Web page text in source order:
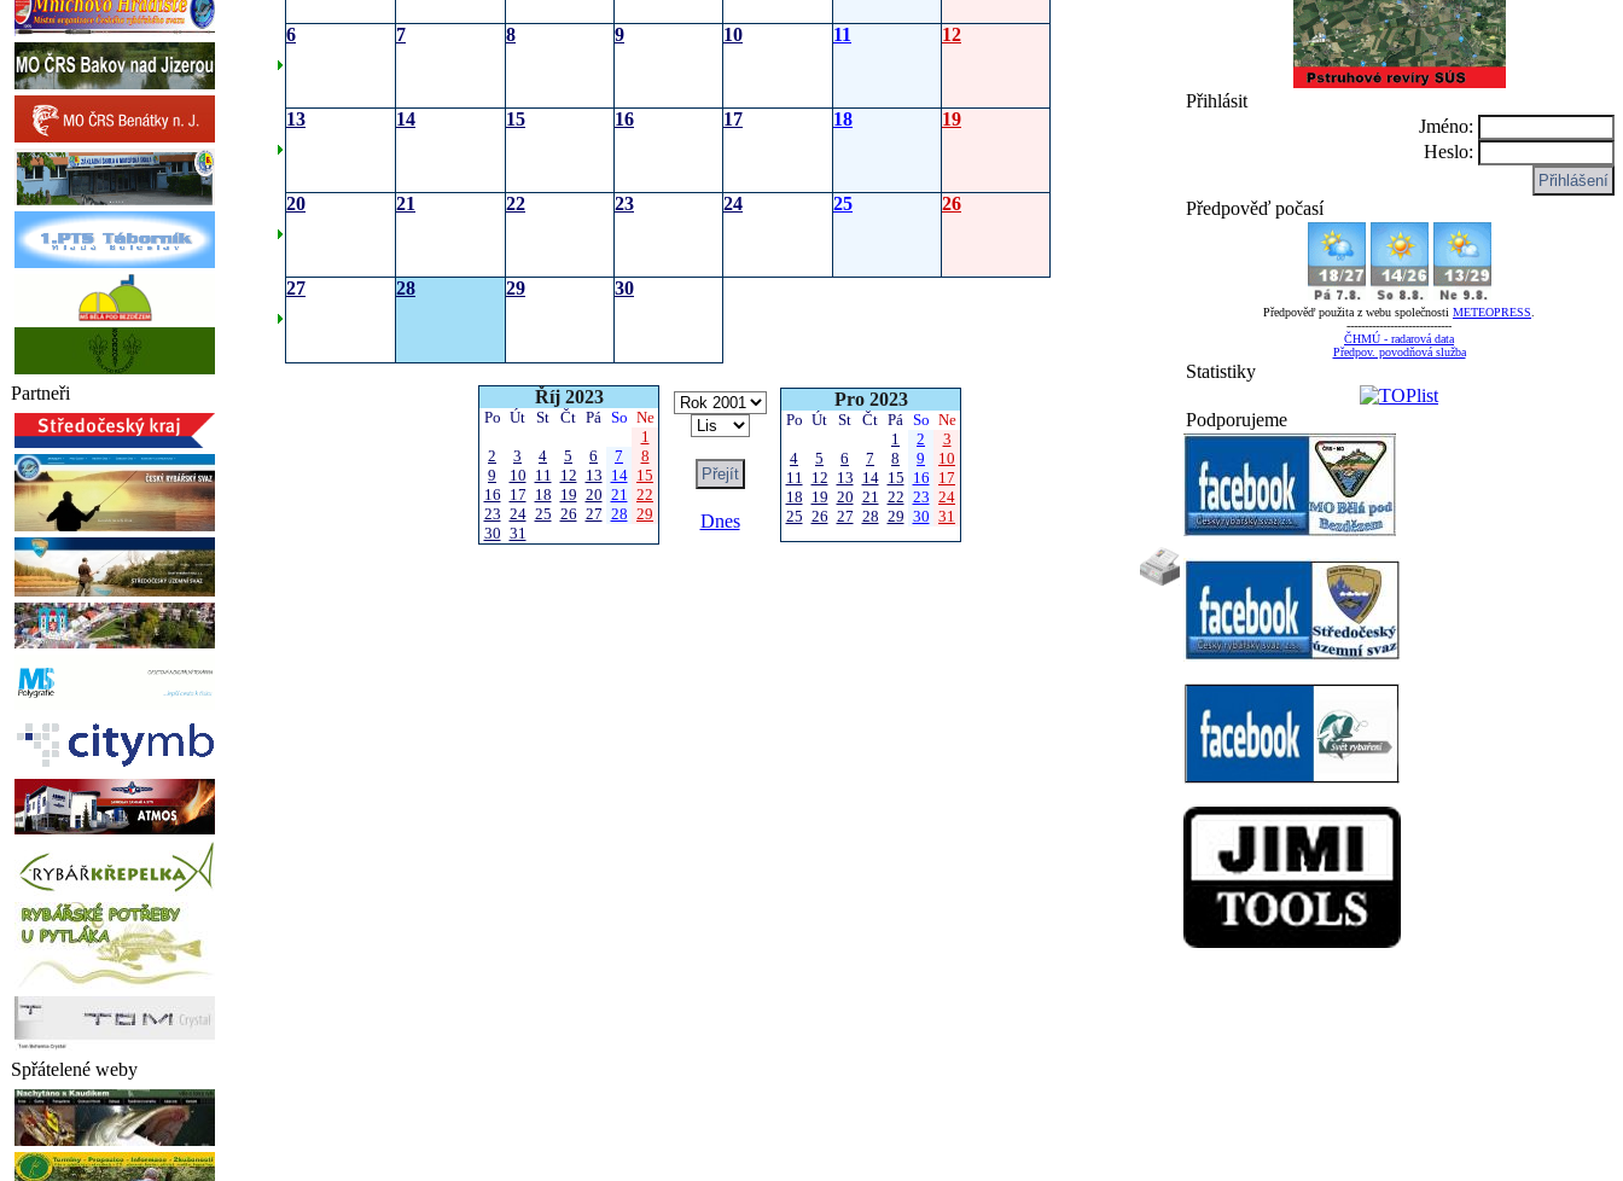
Partneři
Spřátelené weby
6 7 8 9 10 11 12
13 14 15 16 17 18 19
20 21 22 23 24 25 26
27 28 29 30
Říj 2023
Po Út St Čt Pá So Ne
1
2
3 4 5 6 7
8
9
10 11 12 13 14 15
16 17 18 19 20 21 22
23 24 25 26 27 28 29
30 31
Dnes
Pro 2023
Po Út St Čt Pá So Ne
1
2
3
4
5 6 7 8 9
10
11 12 13 14 15 16 17
18 19 20 21 22 23 24
25 26 27 28 29 30 31
Přihlásit
Jméno:
Heslo:
Předpověď počasí
Předpověď použita z webu společnosti METEOPRESS
-----------------------------
ČHMÚ - radarová data
Předpov. povodňová služba
Statistiky
Podporujeme